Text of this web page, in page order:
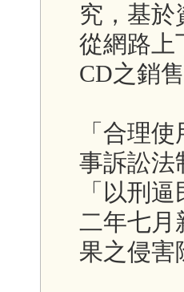
究，基於
從網路上
CD之銷
「合理
事訴訟法
「以刑
二年七月
果之侵害